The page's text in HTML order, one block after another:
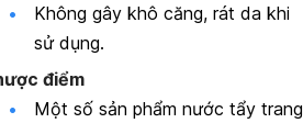
Không gây khô căng, rát da khi
sử dụng.
điểm
Một số sản phẩm nước tẩy trang